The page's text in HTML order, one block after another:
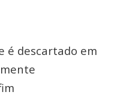
é descartado em